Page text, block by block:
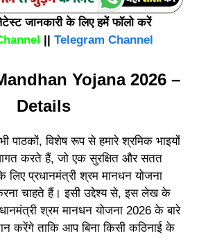
जानकारी के लिए हमें फॉलो करें
|| Telegram Channel
Yojana 2026 –
Details
विशेष रूप से हमारे श्रमिक भाइयों
करते हैं, जो एक सुरक्षित और सतत
लिए प्रधानमंत्री श्रम मानधन योजना
चाहते हैं। इसी उद्देश्य से, इस लेख के
श्रम मानधन योजना 2026 के बारे
करेंगे ताकि आप बिना किसी कठिनाई के